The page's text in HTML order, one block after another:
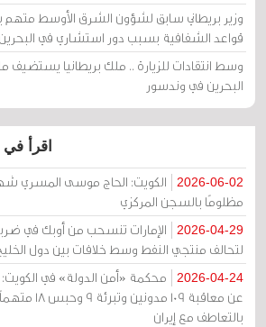
وزير بريطاني سابق لشؤون الشرق الأوسط متهم
قواعد الشفافية بسبب دور استشاري في البحرين
وسط انتقادات للزيارة .. ملك بريطانيا يستضيف
البحرين في وندسور
اقرأ في
2026-06-02
الكويت: الحاج موسى المسري
مظلومًا بالسجن المركزي
2026-04-29
الإمارات تنسحب من أوبك في
لتحالف منتجي النفط وسط خلافات بين دول
2026-04-24
محكمة «أمن الدولة» في الكويت:
عن معاقبة 109 مدونين وتبرئة 9 وحبس 18 متهماً
بالتعاطف مع إيران